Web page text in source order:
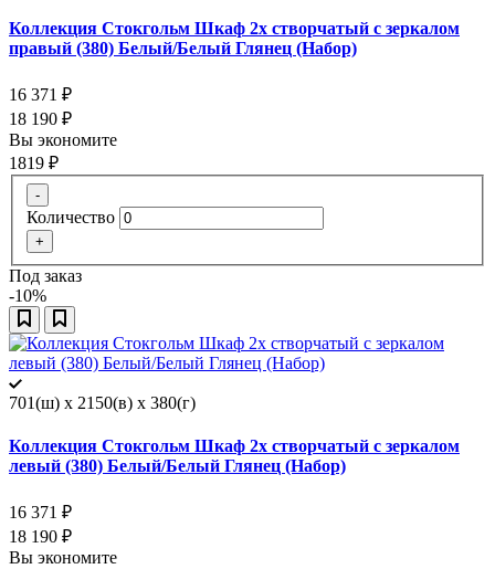
Коллекция Стокгольм Шкаф 2х створчатый с зеркалом
правый (380) Белый/Белый Глянец (Набор)
16 371 ₽
18 190 ₽
Вы экономите
1819 ₽
-
Количество
+
Под заказ
-10%
701(ш) x 2150(в) x 380(г)
Коллекция Стокгольм Шкаф 2х створчатый с зеркалом
левый (380) Белый/Белый Глянец (Набор)
16 371 ₽
18 190 ₽
Вы экономите